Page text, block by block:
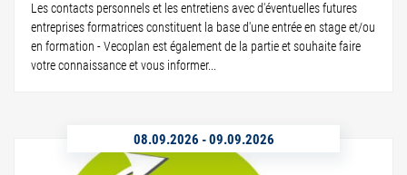
Les contacts personnels et les entretiens avec d'éventuelles futures
entreprises formatrices constituent la base d'une entrée en stage et/ou
en formation - Vecoplan est également de la partie et souhaite faire
votre connaissance et vous informer...
08.09.2026 -09.09.2026